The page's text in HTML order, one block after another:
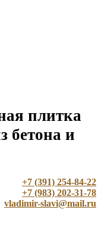
плитка
бетона и
+7 (391) 254-84-22
+7 (983) 202-31-78
vladimir-slavi@mail.ru